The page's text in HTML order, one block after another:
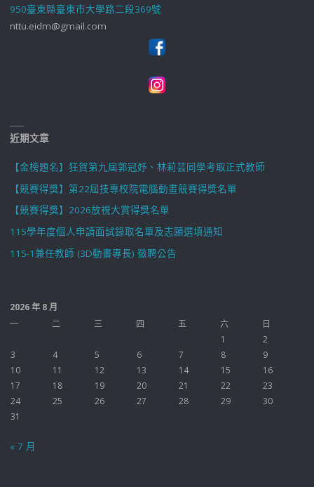
950臺東縣臺東市大學路二段369號
nttu.eidm@gmail.com
近期文章
【金榜題名】狂賀第九屆郭冠妤、林莉芸同學考取正式教師
【競賽得獎】第22屆技專校院電腦動畫競賽得獎名單
【競賽得獎】2026放視大賞得獎名單
115學年度個人申請面試錄取名單及志願選填通知
115-1兼任教師 (3D動畫專長) 徵聘公告
2026 年 8 月
一
二 三 四 五 六
日
1
2
3
4 5 6 7 8
9
10
11 12 13 14 15
16
17
18 19 20 21 22
23
24
25 26 27 28 29
30
31
« 7 月